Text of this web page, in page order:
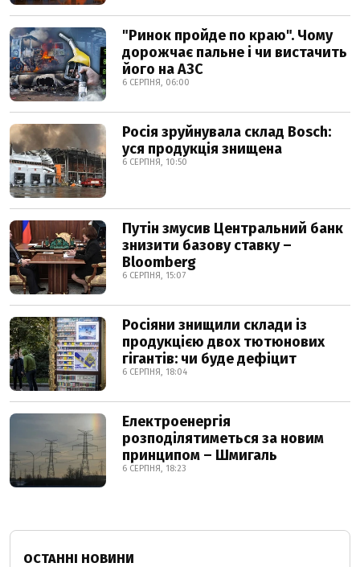
"Ринок пройде по краю". Чому
дорожчає пальне і чи вистачить
його на АЗС
6 СЕРПНЯ, 06:00
Росія зруйнувала склад Bosch:
уся продукція знищена
6 СЕРПНЯ, 10:50
Путін змусив Центральний банк
знизити базову ставку –
Bloomberg
6 СЕРПНЯ, 15:07
Росіяни знищили склади із
продукцією двох тютюнових
гігантів: чи буде дефіцит
6 СЕРПНЯ, 18:04
Електроенергія
розподілятиметься за новим
принципом – Шмигаль
6 СЕРПНЯ, 18:23
ОСТАННІ НОВИНИ